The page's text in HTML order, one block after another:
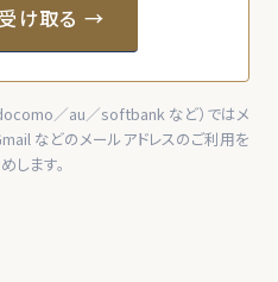
け取る →
／au／softbank など）ではメ
などのメールアドレスのご利用を
します。